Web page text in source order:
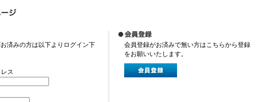
済みの方は以下よりログイン下
ス
会員登録がお済みで無い方はこちらから登録
をお願いいたします。